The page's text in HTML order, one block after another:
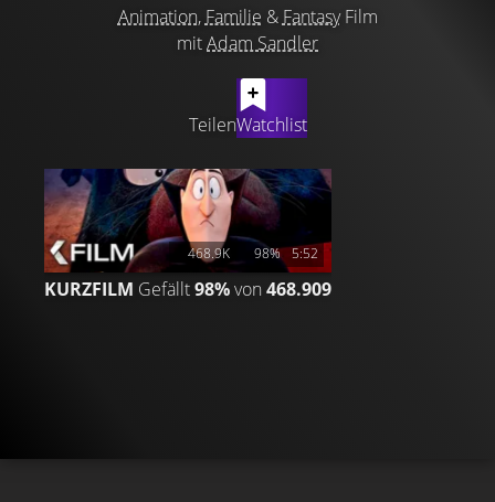
Animation, Familie & FantasyFilm
mitAdam Sandler
TeilenWatchlist
LATEST CONTENT
468.9K 98% 5:52
KURZFILM Gefällt98%von 468.909